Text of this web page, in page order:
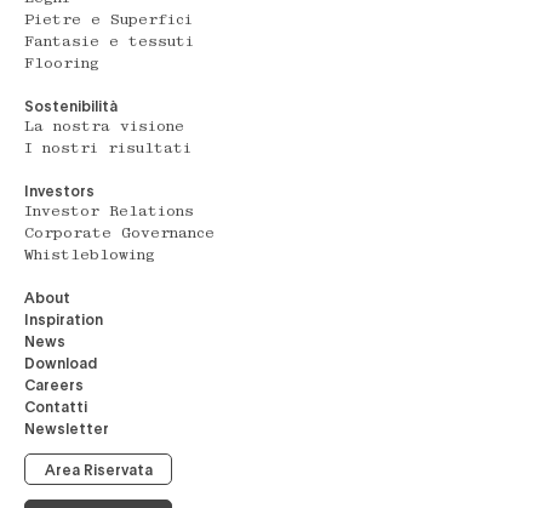
Pietre e Superfici
Fantasie e tessuti
Flooring
Sostenibilità
La nostra visione
I nostri risultati
Investors
Investor Relations
Corporate Governance
Whistleblowing
About
Inspiration
News
Download
Careers
Contatti
Newsletter
Area Riservata